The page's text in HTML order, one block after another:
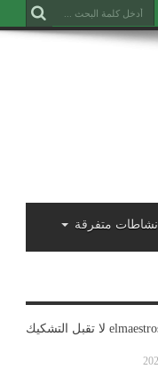
نشاطات متفرقة
مصداقية elmaestrosport لا تقبل التشكيك